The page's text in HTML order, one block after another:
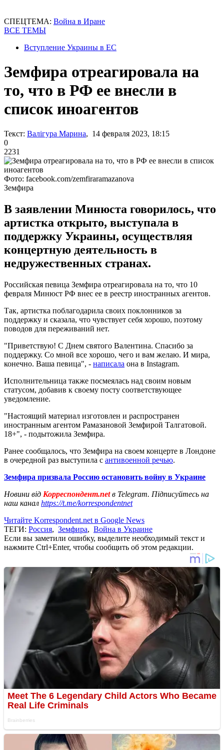
СПЕЦТЕМА: Война в Иране
ВСЕ ТЕМЫ
Вступление Украины в ЕС
Земфира отреагировала на
то, что в РФ ее внесли в
список иноагентов
Текст: Валігура Марина, 14 февраля 2023, 18:15
0
2231
Фото: facebook.com/zemfiraramazanova
Земфира
В заявлении Минюста говорилось, что
артистка открыто, выступала в
поддержку Украины, осуществляя
концертную деятельность в
недружественных странах.
Российская певица Земфира отреагировала на то, что 10
февраля Минюст РФ внес ее в реестр иностранных агентов.
Так, артистка поблагодарила своих поклонников за
поддержку и сказала, что чувствует себя хорошо, поэтому
поводов для переживаний нет.
"Приветствую! С Днем святого Валентина. Спасибо за
поддержку. Со мной все хорошо, чего и вам желаю. И мира,
конечно. Ваша певица", - написала она в Instagram.
Исполнительница также посмеялась над своим новым
статусом, добавив к своему посту соответствующее
уведомление.
"Настоящий материал изготовлен и распространен
иностранным агентом Рамазановой Земфирой Талгатовой.
18+", - подытожила Земфира.
Ранее сообщалось, что Земфира на своем концерте в Лондоне
в очередной раз выступила с антивоенной речью.
Земфира призвала Россию остановить войну в Украине
Новини від Корреспондент.netв Telegram. Підписуйтесь на
наш канал https://t.me/korrespondentnet
Читайте Korrespondent.net в Google News
ТЕГИ: Россия, Земфира, Война в Украине
Если вы заметили ошибку, выделите необходимый текст и
нажмите Ctrl+Enter, чтобы сообщить об этом редакции.